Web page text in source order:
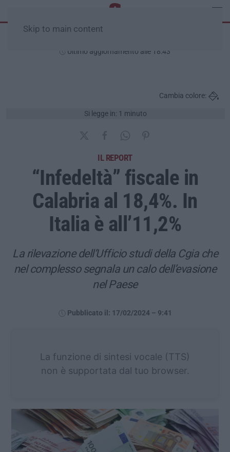
Skip to main content
Ultimo aggiornamento alle 18:43
Si legge in: 1 minuto
Cambia colore:
IL REPORT
“Infedeltà” fiscale in
Calabria al 18,4%. In
Italia è all’11,2%
La rilevazione dell’Ufficio studi della Cgia che
nel complesso segnala un calo dell’evasione
nel Paese
Pubblicato il: 17/02/2024 – 9:41
La funzione di sintesi vocale (TTS)
non è supportata dal tuo browser.